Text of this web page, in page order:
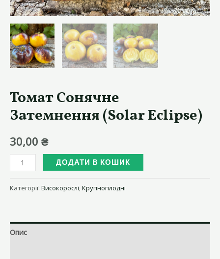
Томат Сонячне
Затемнення (Solar Eclipse)
30,00 ₴
Томат
Сонячне
Затемнення
кількість
ДОДАТИ В КОШИК
Категорії: Високорослі,Крупноплодні
Опис